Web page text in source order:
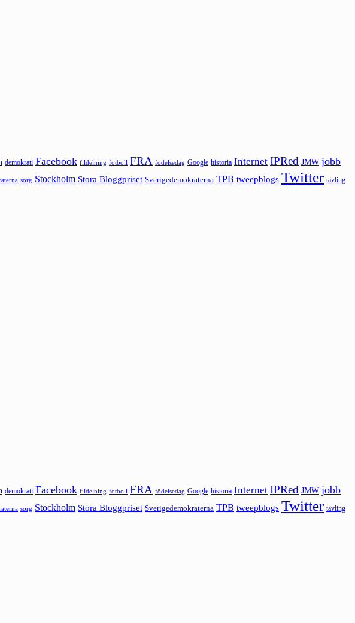
demokrati Facebook fildelning fotboll FRA födelsedag Google historia Internet IPRed JMW jobb
sorg Stockholm Stora Bloggpriset Sverigedemokraterna TPB tweepblogs Twitter tävling
demokrati Facebook fildelning fotboll FRA födelsedag Google historia Internet IPRed JMW jobb
sorg Stockholm Stora Bloggpriset Sverigedemokraterna TPB tweepblogs Twitter tävling